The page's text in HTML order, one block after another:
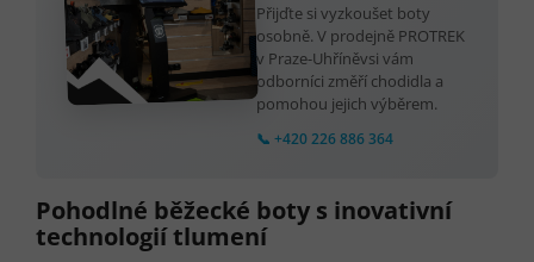
Přijďte si vyzkoušet boty
osobně. V prodejně PROTREK
v Praze-Uhříněvsi vám
odborníci změří chodidla a
pomohou jejich výběrem.
📞 +420 226 886 364
Pohodlné běžecké boty s inovativní
technologií tlumení